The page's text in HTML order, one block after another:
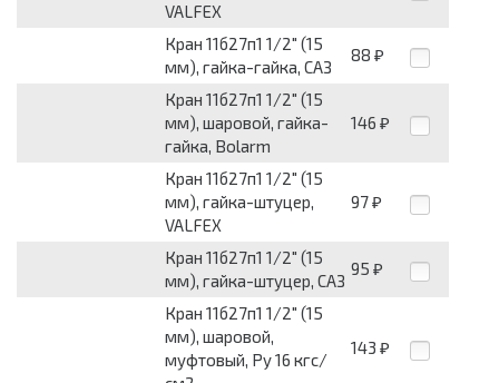
VALFEX
Кран 11б27п1 1/2" (15
мм), гайка-гайка, САЗ
88 ₽
Кран 11б27п1 1/2" (15
мм), шаровой, гайка-
гайка, Bolarm
146 ₽
Кран 11б27п1 1/2" (15
мм), гайка-штуцер,
VALFEX
97 ₽
Кран 11б27п1 1/2" (15
мм), гайка-штуцер, САЗ
95 ₽
Кран 11б27п1 1/2" (15
мм), шаровой,
муфтовый, Py 16 кгс/
143 ₽